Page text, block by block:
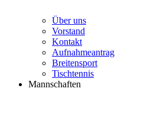
Über uns
Vorstand
Kontakt
Aufnahmeantrag
Breitensport
Tischtennis
Mannschaften